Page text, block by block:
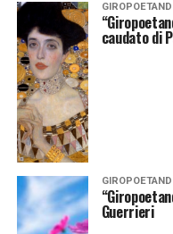
caudato di
Guerrieri